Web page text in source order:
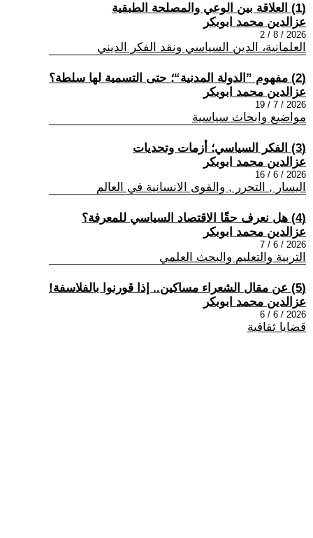
(1) العلاقة بين الوعي والمصلحة الطبقية
عزالدين محمد ابوبكر
2026 / 8 / 2
العلمانية، الدين السياسي ونقد الفكر الديني
(2) مفهوم ”الدولة المدنية“؛ حتى التسمية لها سلطة؟
عزالدين محمد ابوبكر
2026 / 7 / 19
مواضيع وابحاث سياسية
(3) الفكر السياسي؛ أزمات وتحديات
عزالدين محمد ابوبكر
2026 / 6 / 16
اليسار , التحرر , والقوى الانسانية في العالم
(4) هل نعرف حقًا الاقتصاد السياسي للمعرفة؟
عزالدين محمد ابوبكر
2026 / 6 / 7
التربية والتعليم والبحث العلمي
(5) عن مقال الشعراء مساكين.. إذا قورنوا بالفلاسفة!
عزالدين محمد ابوبكر
2026 / 6 / 6
قضايا ثقافية